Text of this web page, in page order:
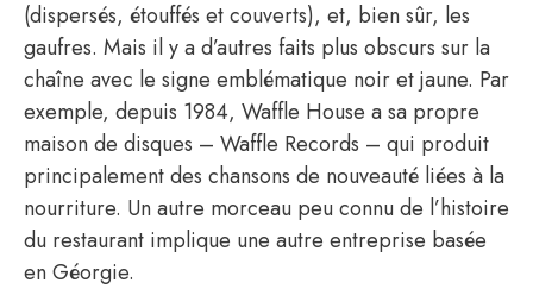
(dispersés, étouffés et couverts), et, bien sûr, les
gaufres. Mais il y a d’autres faits plus obscurs sur la
chaîne avec le signe emblématique noir et jaune. Par
exemple, depuis 1984, Waffle House a sa propre
maison de disques – Waffle Records – qui produit
principalement des chansons de nouveauté liées à la
nourriture. Un autre morceau peu connu de l’histoire
du restaurant implique une autre entreprise basée
en Géorgie.